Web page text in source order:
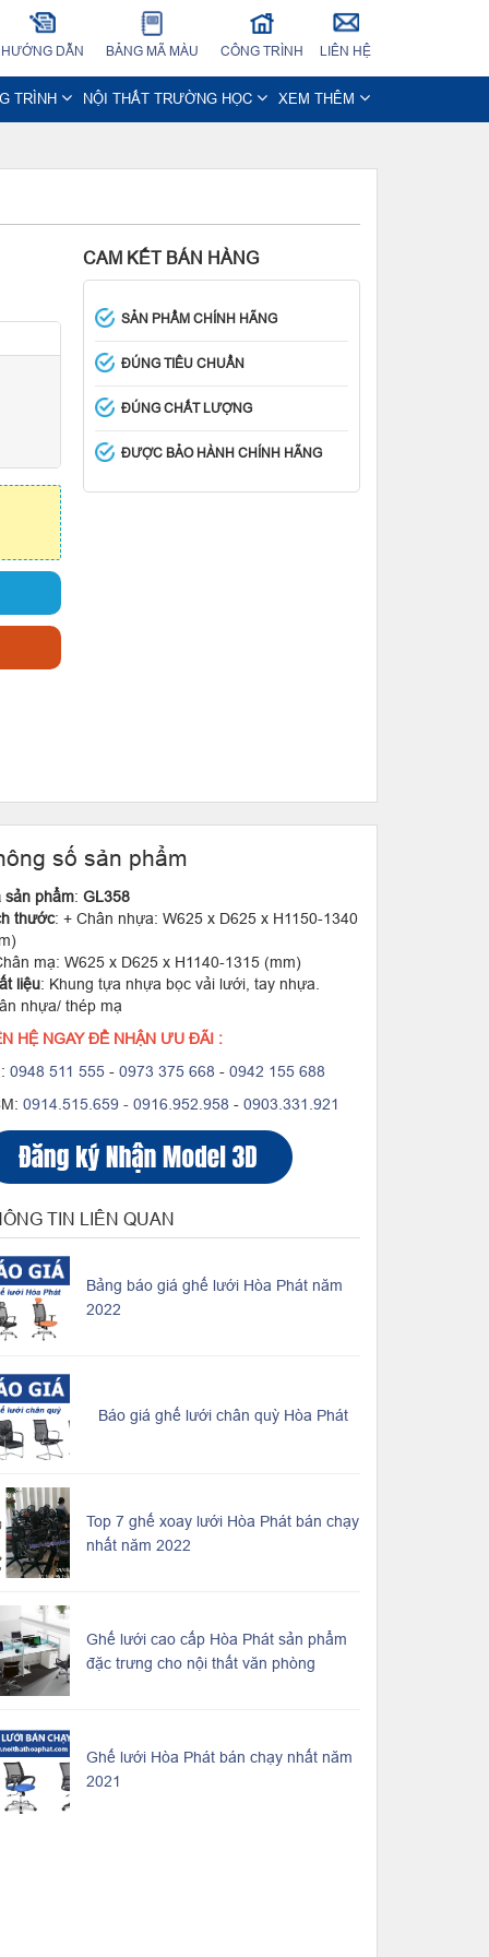
HƯỚNG DẪN BẢNG MÃ MÀU CÔNG TRÌNH LIÊN HỆ
TRÌNH NỘI THẤT TRƯỜNG HỌC XEM THÊM
CAM KẾT BÁN HÀNG
SẢN PHẨM CHÍNH HÃNG
ĐÚNG TIÊU CHUẨN
ĐÚNG CHẤT LƯỢNG
ĐƯỢC BẢO HÀNH CHÍNH HÃNG
số sản phẩm
sản phẩm: GL358
thước: + Chân nhựa: W625 x D625 x H1150-1340
mạ: W625 x D625 x H1140-1315 (mm)
liệu: Khung tựa nhựa bọc vải lưới, tay nhựa.
nhựa/ thép mạ
HỆ NGAY ĐỂ NHẬN ƯU ĐÃI :
0948 511 555- 0973 375 668 - 0942 155 688
0914.515.659 - 0916.952.958 - 0903.331.921
TIN LIÊN QUAN
Bảng báo giá ghế lưới Hòa Phát năm
2022
Báo giá ghế lưới chân quỳ Hòa Phát
Top 7 ghế xoay lưới Hòa Phát bán chạy
nhất năm 2022
Ghế lưới cao cấp Hòa Phát sản phẩm
đặc trưng cho nội thất văn phòng
Ghế lưới Hòa Phát bán chạy nhất năm
2021